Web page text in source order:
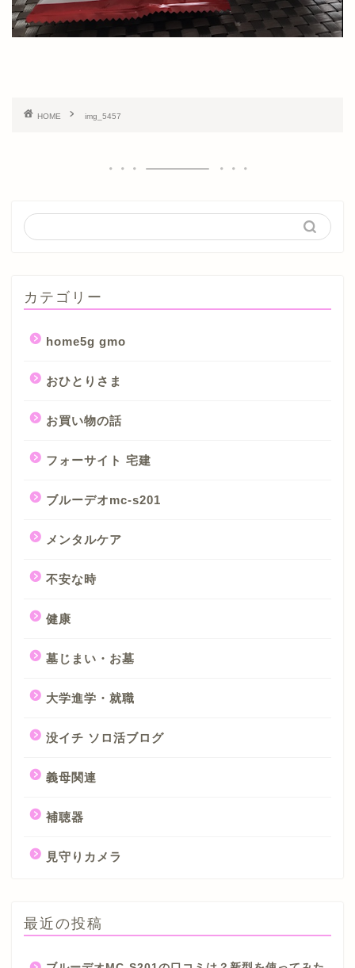
HOME img_5457
カテゴリー
home5g gmo
おひとりさま
お買い物の話
フォーサイト 宅建
ブルーデオmc-s201
メンタルケア
不安な時
健康
墓じまい・お墓
大学進学・就職
没イチ ソロ活ブログ
義母関連
補聴器
見守りカメラ
最近の投稿